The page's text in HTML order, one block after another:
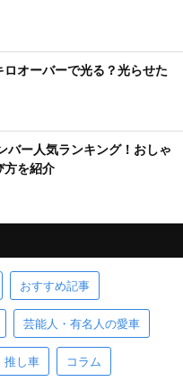
オーバーで光る？光らせた
バー人気ランキング！おしゃ
方を紹介
おすすめ記事
芸能人・有名人の愛車
推し車 コラム